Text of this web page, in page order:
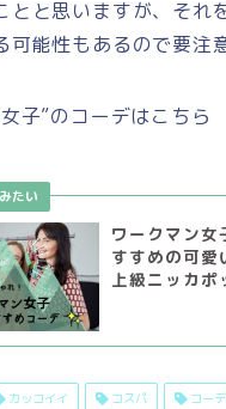
とと思いますが、それ
可能性もあるので要注
子”のコーデはこちら
ワークマン女
すすめの可愛
上級ニッカポ
カッコイイ コスパ コーデ